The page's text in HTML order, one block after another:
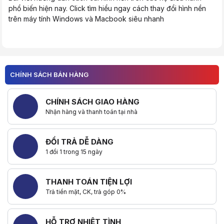
phổ biến hiện nay. Click tìm hiểu ngay cách thay đổi hình nền
trên máy tính Windows và Macbook siêu nhanh
Tin tức
Game
Code Crossfire Legends Mới Nhất 2025 – Danh Sách Đầy Đủ
Để chào mừng sự kiện "Re-born" của huyền thoại FPS, nhà phát
Tên Code Và Phần Thưởng Chi Tiết
Lưu ý quan trọng: Các mã code dưới đây có hiệu lực trong vòng 3
Mã Giftcode Phần Thưởng (Vật phẩm & Tiền tệ)
VNGM1TPKNH
VNGM2ZDTHQ1 Grenade Gold + 1 Ashling Doll
CHÍNH SÁCH BÁN HÀNG
CHÍNH SÁCH GIAO HÀNG
Nhận hàng và thanh toán tại nhà
ĐỔI TRẢ DỄ DÀNG
1 đổi 1 trong 15 ngày
THANH TOÁN TIỆN LỢI
Trả tiền mặt, CK, trả góp 0%
HỖ TRỢ NHIỆT TÌNH